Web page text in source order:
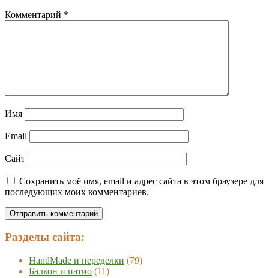
Комментарий *
Имя
Email
Сайт
Сохранить моё имя, email и адрес сайта в этом браузере для
последующих моих комментариев.
Разделы сайта:
HandMade и переделки (79)
Балкон и патио (11)